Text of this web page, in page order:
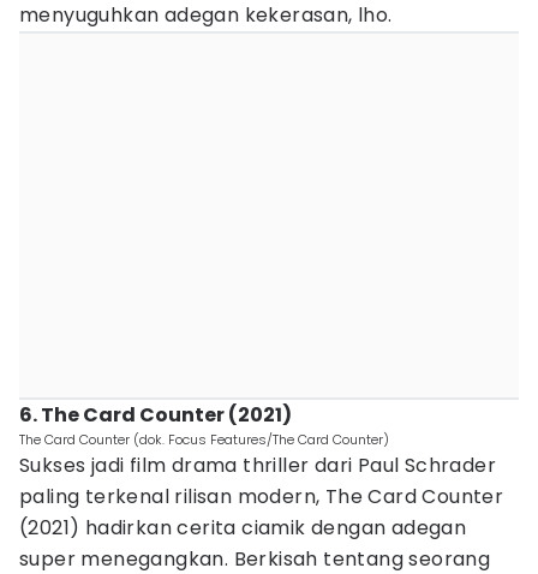
menyuguhkan adegan kekerasan, lho.
6. The Card Counter (2021)
The Card Counter (dok. Focus Features/The Card Counter)
Sukses jadi film drama thriller dari Paul Schrader
paling terkenal rilisan modern, The Card Counter
(2021) hadirkan cerita ciamik dengan adegan
super menegangkan. Berkisah tentang seorang